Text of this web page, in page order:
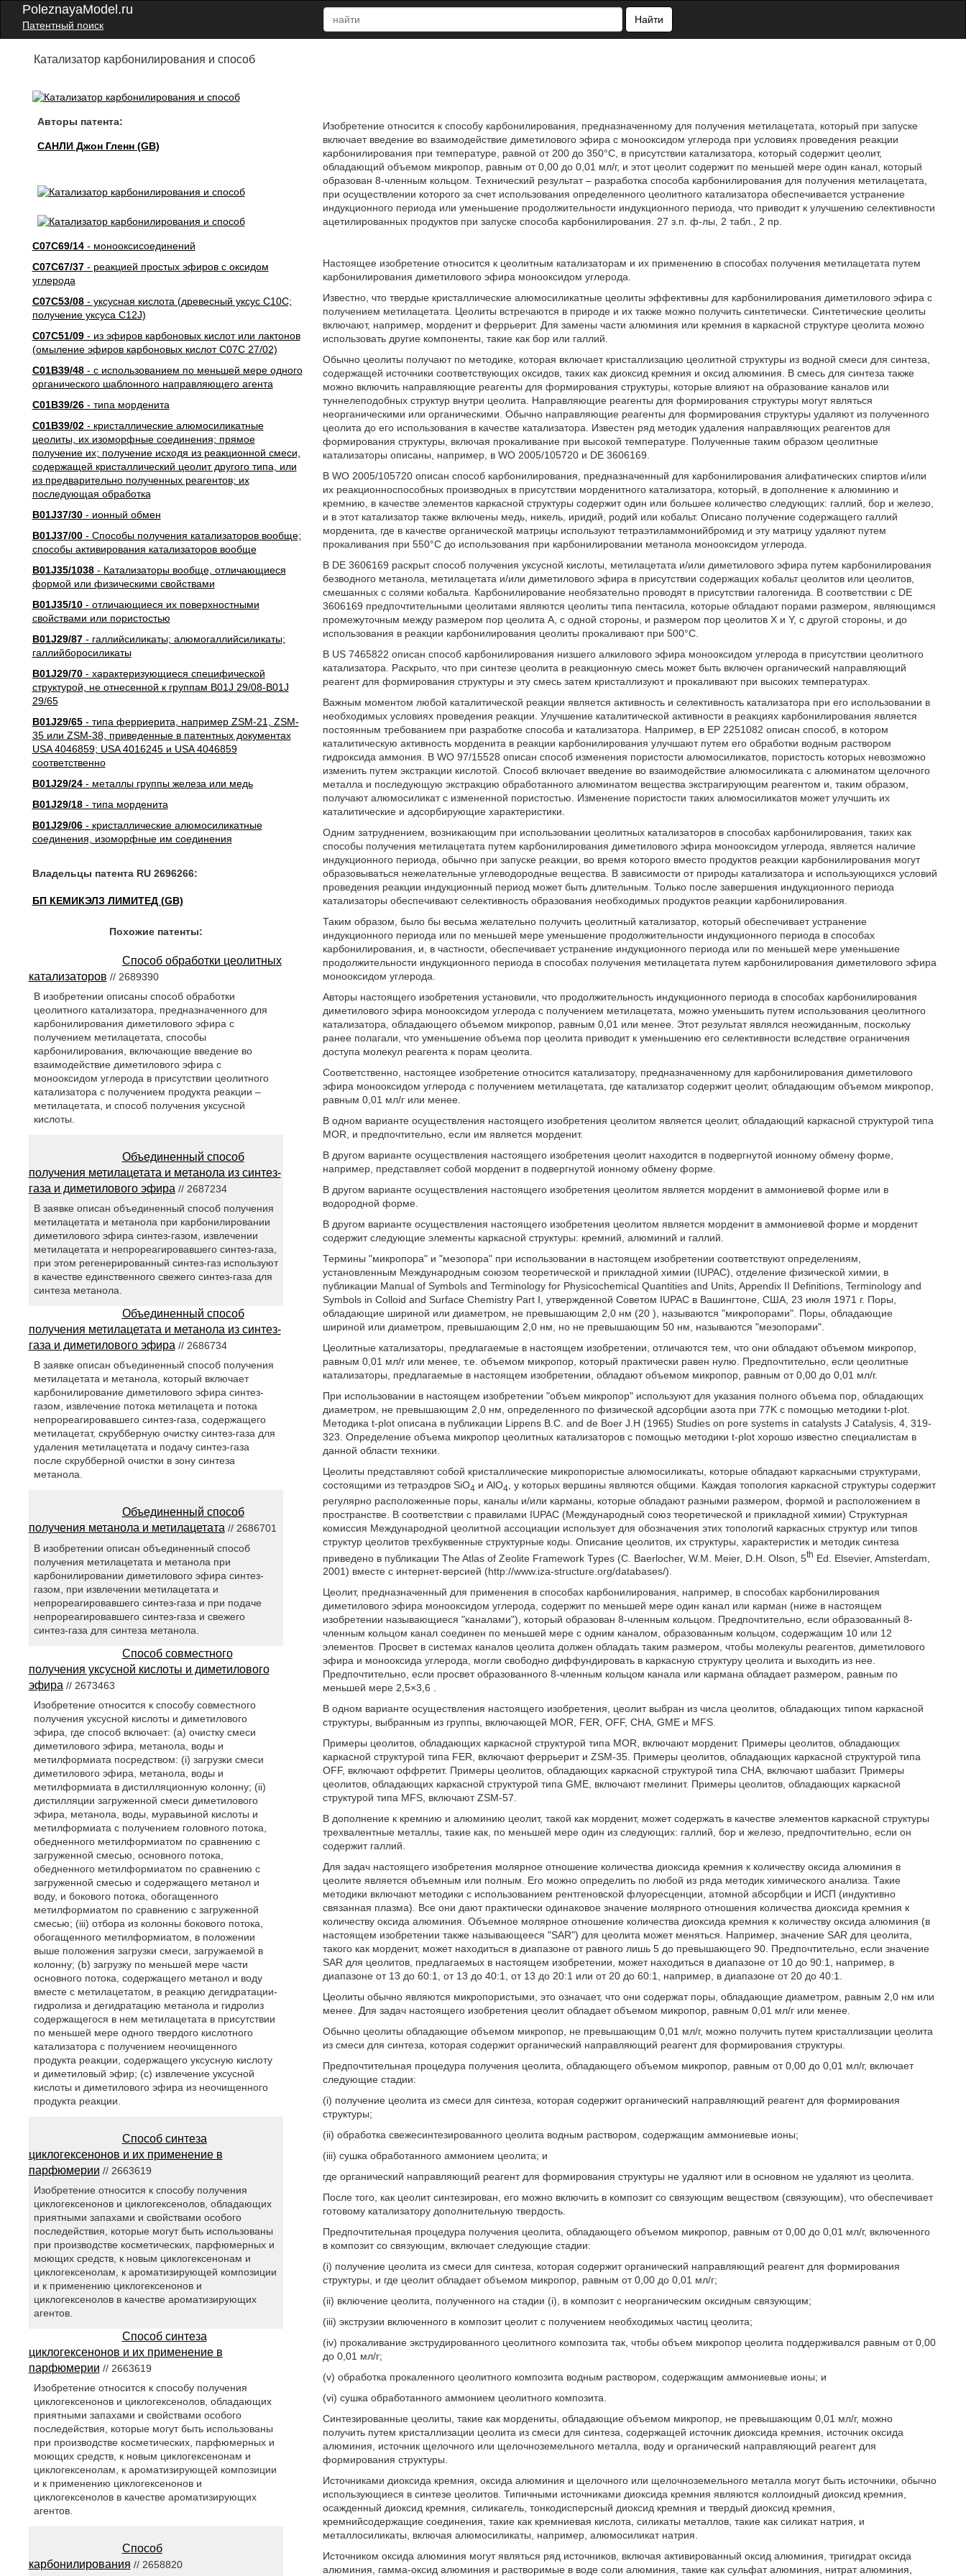
PoleznayaModel.ru
Патентный поиск
Найти
Катализатор карбонилирования и способ
Авторы патента:
САНЛИ Джон Гленн (GB)
C07C69/14- монооксисоединений
C07C67/37- реакцией простых эфиров с оксидом
углерода
C07C53/08- уксусная кислота (древесный уксус C10C;
получение уксуса C12J)
C07C51/09- из эфиров карбоновых кислот или лактонов
(омыление эфиров карбоновых кислот C07C 27/02)
C01B39/48- с использованием по меньшей мере одного
органического шаблонного направляющего агента
C01B39/26- типа морденита
C01B39/02- кристаллические алюмосиликатные
цеолиты, их изоморфные соединения; прямое
получение их; получение исходя из реакционной смеси,
содержащей кристаллический цеолит другого типа, или
из предварительно полученных реагентов; их
последующая обработка
B01J37/30- ионный обмен
B01J37/00- Способы получения катализаторов вообще;
способы активирования катализаторов вообще
B01J35/1038- Катализаторы вообще, отличающиеся
формой или физическими свойствами
B01J35/10- отличающиеся их поверхностными
свойствами или пористостью
B01J29/87- галлийсиликаты; алюмогаллийсиликаты;
галлийборосиликаты
B01J29/70- характеризующиеся специфической
структурой, не отнесенной к группам B01J 29/08-B01J
29/65
B01J29/65- типа ферриерита, например ZSM-21, ZSM-
35 или ZSM-38, приведенные в патентных документах
USA 4046859; USA 4016245 и USA 4046859
соответственно
B01J29/24- металлы группы железа или медь
B01J29/18- типа морденита
B01J29/06- кристаллические алюмосиликатные
соединения, изоморфные им соединения
Владельцы патента RU 2696266:
БП КЕМИКЭЛЗ ЛИМИТЕД (GB)
Изобретение относится к способу карбонилирования, предназначенному для получения метилацетата, который при запуске
включает введение во взаимодействие диметилового эфира с монооксидом углерода при условиях проведения реакции
карбонилирования при температуре, равной от 200 до 350°C, в присутствии катализатора, который содержит цеолит,
обладающий объемом микропор, равным от 0,00 до 0,01 мл/г, и этот цеолит содержит по меньшей мере один канал, который
образован 8-членным кольцом. Технический результат – разработка способа карбонилирования для получения метилацетата,
при осуществлении которого за счет использования определенного цеолитного катализатора обеспечивается устранение
индукционного периода или уменьшение продолжительности индукционного периода, что приводит к улучшению селективности
ацетилированных продуктов при запуске способа карбонилирования. 27 з.п. ф-лы, 2 табл., 2 пр.
Настоящее изобретение относится к цеолитным катализаторам и их применению в способах получения метилацетата путем
карбонилирования диметилового эфира монооксидом углерода.
Известно, что твердые кристаллические алюмосиликатные цеолиты эффективны для карбонилирования диметилового эфира с
получением метилацетата. Цеолиты встречаются в природе и их также можно получить синтетически. Синтетические цеолиты
включают, например, морденит и феррьерит. Для замены части алюминия или кремния в каркасной структуре цеолита можно
использовать другие компоненты, такие как бор или галлий.
Обычно цеолиты получают по методике, которая включает кристаллизацию цеолитной структуры из водной смеси для синтеза,
содержащей источники соответствующих оксидов, таких как диоксид кремния и оксид алюминия. В смесь для синтеза также
можно включить направляющие реагенты для формирования структуры, которые влияют на образование каналов или
туннелеподобных структур внутри цеолита. Направляющие реагенты для формирования структуры могут являться
неорганическими или органическими. Обычно направляющие реагенты для формирования структуры удаляют из полученного
цеолита до его использования в качестве катализатора. Известен ряд методик удаления направляющих реагентов для
формирования структуры, включая прокаливание при высокой температуре. Полученные таким образом цеолитные
катализаторы описаны, например, в WO 2005/105720 и DE 3606169.
В WO 2005/105720 описан способ карбонилирования, предназначенный для карбонилирования алифатических спиртов и/или
их реакционноспособных производных в присутствии морденитного катализатора, который, в дополнение к алюминию и
кремнию, в качестве элементов каркасной структуры содержит один или большее количество следующих: галлий, бор и железо,
и в этот катализатор также включены медь, никель, иридий, родий или кобальт. Описано получение содержащего галлий
морденита, где в качестве органической матрицы используют тетраэтиламмонийбромид и эту матрицу удаляют путем
прокаливания при 550°С до использования при карбонилировании метанола монооксидом углерода.
В DE 3606169 раскрыт способ получения уксусной кислоты, метилацетата и/или диметилового эфира путем карбонилирования
безводного метанола, метилацетата и/или диметилового эфира в присутствии содержащих кобальт цеолитов или цеолитов,
смешанных с солями кобальта. Карбонилирование необязательно проводят в присутствии галогенида. В соответствии с DE
3606169 предпочтительными цеолитами являются цеолиты типа пентасила, которые обладают порами размером, являющимся
промежуточным между размером пор цеолита А, с одной стороны, и размером пор цеолитов X и Y, с другой стороны, и до
использования в реакции карбонилирования цеолиты прокаливают при 500°С.
В US 7465822 описан способ карбонилирования низшего алкилового эфира монооксидом углерода в присутствии цеолитного
катализатора. Раскрыто, что при синтезе цеолита в реакционную смесь может быть включен органический направляющий
реагент для формирования структуры и эту смесь затем кристаллизуют и прокаливают при высоких температурах.
Важным моментом любой каталитической реакции является активность и селективность катализатора при его использовании в
необходимых условиях проведения реакции. Улучшение каталитической активности в реакциях карбонилирования является
постоянным требованием при разработке способа и катализатора. Например, в ЕР 2251082 описан способ, в котором
каталитическую активность морденита в реакции карбонилирования улучшают путем его обработки водным раствором
гидроксида аммония. В WO 97/15528 описан способ изменения пористости алюмосиликатов, пористость которых невозможно
изменить путем экстракции кислотой. Способ включает введение во взаимодействие алюмосиликата с алюминатом щелочного
металла и последующую экстракцию обработанного алюминатом вещества экстрагирующим реагентом и, таким образом,
получают алюмосиликат с измененной пористостью. Изменение пористости таких алюмосиликатов может улучшить их
каталитические и адсорбирующие характеристики.
Одним затруднением, возникающим при использовании цеолитных катализаторов в способах карбонилирования, таких как
способы получения метилацетата путем карбонилирования диметилового эфира монооксидом углерода, является наличие
индукционного периода, обычно при запуске реакции, во время которого вместо продуктов реакции карбонилирования могут
образовываться нежелательные углеводородные вещества. В зависимости от природы катализатора и использующихся условий
проведения реакции индукционный период может быть длительным. Только после завершения индукционного периода
катализаторы обеспечивают селективность образования необходимых продуктов реакции карбонилирования.
Таким образом, было бы весьма желательно получить цеолитный катализатор, который обеспечивает устранение
индукционного периода или по меньшей мере уменьшение продолжительности индукционного периода в способах
карбонилирования, и, в частности, обеспечивает устранение индукционного периода или по меньшей мере уменьшение
продолжительности индукционного периода в способах получения метилацетата путем карбонилирования диметилового эфира
монооксидом углерода.
Авторы настоящего изобретения установили, что продолжительность индукционного периода в способах карбонилирования
диметилового эфира монооксидом углерода с получением метилацетата, можно уменьшить путем использования цеолитного
катализатора, обладающего объемом микропор, равным 0,01 или менее. Этот результат являлся неожиданным, поскольку
ранее полагали, что уменьшение объема пор цеолита приводит к уменьшению его селективности вследствие ограничения
доступа молекул реагента к порам цеолита.
Соответственно, настоящее изобретение относится катализатору, предназначенному для карбонилирования диметилового
эфира монооксидом углерода с получением метилацетата, где катализатор содержит цеолит, обладающим объемом микропор,
равным 0,01 мл/г или менее.
В одном варианте осуществления настоящего изобретения цеолитом является цеолит, обладающий каркасной структурой типа
MOR, и предпочтительно, если им является морденит.
В другом варианте осуществления настоящего изобретения цеолит находится в подвергнутой ионному обмену форме,
например, представляет собой морденит в подвергнутой ионному обмену форме.
В другом варианте осуществления настоящего изобретения цеолитом является морденит в аммониевой форме или в
водородной форме.
В другом варианте осуществления настоящего изобретения цеолитом является морденит в аммониевой форме и морденит
содержит следующие элементы каркасной структуры: кремний, алюминий и галлий.
Термины "микропора" и "мезопора" при использовании в настоящем изобретении соответствуют определениям,
установленным Международным союзом теоретической и прикладной химии (IUPAC), отделение физической химии, в
публикации Manual of Symbols and Terminology for Physicochemical Quantities and Units, Appendix II Definitions, Terminology and
Symbols in Colloid and Surface Chemistry Part I, утвержденной Советом IUРАС в Вашингтоне, США, 23 июля 1971 г. Поры,
обладающие шириной или диаметром, не превышающим 2,0 нм (20), называются "микропорами". Поры, обладающие
шириной или диаметром, превышающим 2,0 нм, но не превышающим 50 нм, называются "мезопорами".
Цеолитные катализаторы, предлагаемые в настоящем изобретении, отличаются тем, что они обладают объемом микропор,
равным 0,01 мл/г или менее, т.е. объемом микропор, который практически равен нулю. Предпочтительно, если цеолитные
катализаторы, предлагаемые в настоящем изобретении, обладают объемом микропор, равным от 0,00 до 0,01 мл/г.
При использовании в настоящем изобретении "объем микропор" используют для указания полного объема пор, обладающих
диаметром, не превышающим 2,0 нм, определенного по физической адсорбции азота при 77K с помощью методики t-plot.
Методика t-plot описана в публикации Lippens B.C. and de Boer J.H (1965) Studies on pore systems in catalysts J Catalysis, 4, 319-
323. Определение объема микропор цеолитных катализаторов с помощью методики t-plot хорошо известно специалистам в
данной области техники.
Цеолиты представляют собой кристаллические микропористые алюмосиликаты, которые обладают каркасными структурами,
состоящими из тетраэдров SiO4 и AlO4
, у которых вершины являются общими. Каждая топология каркасной структуры содержит
регулярно расположенные поры, каналы и/или карманы, которые обладают разными размером, формой и расположением в
пространстве. В соответствии с правилами IUPAC (Международный союз теоретической и прикладной химии) Структурная
комиссия Международной цеолитной ассоциации использует для обозначения этих топологий каркасных структур или типов
структур цеолитов трехбуквенные структурные коды. Описание цеолитов, их структуры, характеристик и методик синтеза
приведено в публикации The Atlas of Zeolite Framework Types (C. Baerlocher, W.M. Meier, D.H. Olson, 5th Ed. Elsevier, Amsterdam,
2001) вместе с интернет-версией (http://www.iza-structure.org/databases/).
Цеолит, предназначенный для применения в способах карбонилирования, например, в способах карбонилирования
диметилового эфира монооксидом углерода, содержит по меньшей мере один канал или карман (ниже в настоящем
изобретении называющиеся "каналами"), который образован 8-членным кольцом. Предпочтительно, если образованный 8-
членным кольцом канал соединен по меньшей мере с одним каналом, образованным кольцом, содержащим 10 или 12
элементов. Просвет в системах каналов цеолита должен обладать таким размером, чтобы молекулы реагентов, диметилового
эфира и монооксида углерода, могли свободно диффундировать в каркасную структуру цеолита и выходить из нее.
Предпочтительно, если просвет образованного 8-членным кольцом канала или кармана обладает размером, равным по
меньшей мере 2,5×3,6 .
В одном варианте осуществления настоящего изобретения, цеолит выбран из числа цеолитов, обладающих типом каркасной
структуры, выбранным из группы, включающей MOR, FER, OFF, СНА, GME и MFS.
Примеры цеолитов, обладающих каркасной структурой типа MOR, включают морденит. Примеры цеолитов, обладающих
каркасной структурой типа FER, включают феррьерит и ZSM-35. Примеры цеолитов, обладающих каркасной структурой типа
OFF, включают оффретит. Примеры цеолитов, обладающих каркасной структурой типа СНА, включают шабазит. Примеры
цеолитов, обладающих каркасной структурой типа GME, включают гмелинит. Примеры цеолитов, обладающих каркасной
структурой типа MFS, включают ZSM-57.
В дополнение к кремнию и алюминию цеолит, такой как морденит, может содержать в качестве элементов каркасной структуры
трехвалентные металлы, такие как, по меньшей мере один из следующих: галлий, бор и железо, предпочтительно, если он
содержит галлий.
Для задач настоящего изобретения молярное отношение количества диоксида кремния к количеству оксида алюминия в
цеолите является объемным или полным. Его можно определить по любой из ряда методик химического анализа. Такие
методики включают методики с использованием рентгеновской флуоресценции, атомной абсорбции и ИСП (индуктивно
связанная плазма). Все они дают практически одинаковое значение молярного отношения количества диоксида кремния к
количеству оксида алюминия. Объемное молярное отношение количества диоксида кремния к количеству оксида алюминия (в
настоящем изобретении также называющееся "SAR") для цеолита может меняться. Например, значение SAR для цеолита,
такого как морденит, может находиться в диапазоне от равного лишь 5 до превышающего 90. Предпочтительно, если значение
SAR для цеолитов, предлагаемых в настоящем изобретении, может находиться в диапазоне от 10 до 90:1, например, в
диапазоне от 13 до 60:1, от 13 до 40:1, от 13 до 20:1 или от 20 до 60:1, например, в диапазоне от 20 до 40:1.
Цеолиты обычно являются микропористыми, это означает, что они содержат поры, обладающие диаметром, равным 2,0 нм или
менее. Для задач настоящего изобретения цеолит обладает объемом микропор, равным 0,01 мл/г или менее.
Обычно цеолиты обладающие объемом микропор, не превышающим 0,01 мл/г, можно получить путем кристаллизации цеолита
из смеси для синтеза, которая содержит органический направляющий реагент для формирования структуры.
Предпочтительная процедура получения цеолита, обладающего объемом микропор, равным от 0,00 до 0,01 мл/г, включает
следующие стадии:
(i) получение цеолита из смеси для синтеза, которая содержит органический направляющий реагент для формирования
структуры;
(ii) обработка свежесинтезированного цеолита водным раствором, содержащим аммониевые ионы;
(iii) сушка обработанного аммонием цеолита; и
где органический направляющий реагент для формирования структуры не удаляют или в основном не удаляют из цеолита.
После того, как цеолит синтезирован, его можно включить в композит со связующим веществом (связующим), что обеспечивает
готовому катализатору дополнительную твердость.
Предпочтительная процедура получения цеолита, обладающего объемом микропор, равным от 0,00 до 0,01 мл/г, включенного
в композит со связующим, включает следующие стадии:
(i) получение цеолита из смеси для синтеза, которая содержит органический направляющий реагент для формирования
структуры, и где цеолит обладает объемом микропор, равным от 0,00 до 0,01 мл/г;
(ii) включение цеолита, полученного на стадии (i), в композит с неорганическим оксидным связующим;
(iii) экструзии включенного в композит цеолит с получением необходимых частиц цеолита;
(iv) прокаливание экструдированного цеолитного композита так, чтобы объем микропор цеолита поддерживался равным от 0,00
до 0,01 мл/г;
(v) обработка прокаленного цеолитного композита водным раствором, содержащим аммониевые ионы; и
(vi) сушка обработанного аммонием цеолитного композита.
Синтезированные цеолиты, такие как мордениты, обладающие объемом микропор, не превышающим 0,01 мл/г, можно
получить путем кристаллизации цеолита из смеси для синтеза, содержащей источник диоксида кремния, источник оксида
алюминия, источник щелочного или щелочноземельного металла, воду и органический направляющий реагент для
формирования структуры.
Источниками диоксида кремния, оксида алюминия и щелочного или щелочноземельного металла могут быть источники, обычно
использующиеся в синтезе цеолитов. Типичными источниками диоксида кремния являются коллоидный диоксид кремния,
осажденный диоксид кремния, силикагель, тонкодисперсный диоксид кремния и твердый диоксид кремния,
кремнийсодержащие соединения, такие как кремниевая кислота, силикаты металлов, такие как силикат натрия, и
металлосиликаты, включая алюмосиликаты, например, алюмосиликат натрия.
Источником оксида алюминия могут являться ряд источников, включая активированный оксид алюминия, тригидрат оксида
алюминия, гамма-оксид алюминия и растворимые в воде соли алюминия, такие как сульфат алюминия, нитрат алюминия,
Похожие патенты:
Способ обработки цеолитных
катализаторов // 2689390
В изобретении описаны способ обработки
цеолитного катализатора, предназначенного для
карбонилирования диметилового эфира с
получением метилацетата, способы
карбонилирования, включающие введение во
взаимодействие диметилового эфира с
монооксидом углерода в присутствии цеолитного
катализатора с получением продукта реакции –
метилацетата, и способ получения уксусной
кислоты.
Объединенный способ
получения метилацетата и метанола из синтез-
газа и диметилового эфира // 2687234
В заявке описан объединенный способ получения
метилацетата и метанола при карбонилировании
диметилового эфира синтез-газом, извлечении
метилацетата и непрореагировавшего синтез-газа,
при этом регенерированный синтез-газ используют
в качестве единственного свежего синтез-газа для
синтеза метанола.
Объединенный способ
получения метилацетата и метанола из синтез-
газа и диметилового эфира// 2686734
В заявке описан объединенный способ получения
метилацетата и метанола, который включает
карбонилирование диметилового эфира синтез-
газом, извлечение потока метилацета и потока
непрореагировавшего синтез-газа, содержащего
метилацетат, скрубберную очистку синтез-газа для
удаления метилацетата и подачу синтез-газа
после скрубберной очистки в зону синтеза
метанола.
Объединенный способ
получения метанола и метилацетата// 2686701
В изобретении описан объединенный способ
получения метилацетата и метанола при
карбонилировании диметилового эфира синтез-
газом, при извлечении метилацетата и
непрореагировавшего синтез-газа и при подаче
непрореагировавшего синтез-газа и свежего
синтез-газа для синтеза метанола.
Способ совместного
получения уксусной кислоты и диметилового
эфира // 2673463
Изобретение относится к способу совместного
получения уксусной кислоты и диметилового
эфира, где способ включает: (a) очистку смеси
диметилового эфира, метанола, воды и
метилформиата посредством: (i) загрузки смеси
диметилового эфира, метанола, воды и
метилформиата в дистилляционную колонну; (ii)
дистилляции загруженной смеси диметилового
эфира, метанола, воды, муравьиной кислоты и
метилформиата с получением головного потока,
обедненного метилформиатом по сравнению с
загруженной смесью, основного потока,
обедненного метилформиатом по сравнению с
загруженной смесью и содержащего метанол и
воду, и бокового потока, обогащенного
метилформиатом по сравнению с загруженной
смесью; (iii) отбора из колонны бокового потока,
обогащенного метилформиатом, в положении
выше положения загрузки смеси, загружаемой в
колонну; (b) загрузку по меньшей мере части
основного потока, содержащего метанол и воду
вместе с метилацетатом, в реакцию дегидратации-
гидролиза и дегидратацию метанола и гидролиз
содержащегося в нем метилацетата в присутствии
по меньшей мере одного твердого кислотного
катализатора с получением неочищенного
продукта реакции, содержащего уксусную кислоту
и диметиловый эфир; (c) извлечение уксусной
кислоты и диметилового эфира из неочищенного
продукта реакции.
Способ синтеза
циклогексенонов и их применение в
парфюмерии // 2663619
Изобретение относится к способу получения
циклогексенонов и циклогексенолов, обладающих
приятными запахами и свойствами особого
последействия, которые могут быть использованы
при производстве косметических, парфюмерных и
моющих средств, к новым циклогексенонам и
циклогексенолам, к ароматизирующей композиции
и к применению циклогексенонов и
циклогексенолов в качестве ароматизирующих
агентов.
Способ синтеза
циклогексенонов и их применение в
парфюмерии // 2663619
Изобретение относится к способу получения
циклогексенонов и циклогексенолов, обладающих
приятными запахами и свойствами особого
последействия, которые могут быть использованы
при производстве косметических, парфюмерных и
моющих средств, к новым циклогексенонам и
циклогексенолам, к ароматизирующей композиции
и к применению циклогексенонов и
циклогексенолов в качестве ароматизирующих
агентов.
Способ
карбонилирования // 2658820